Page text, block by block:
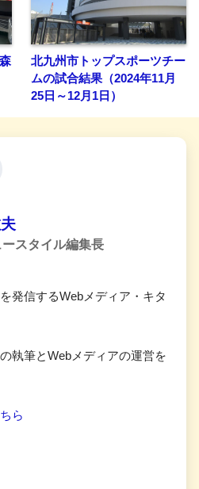
北九州市トップスポーツチー
ムの試合結果（2024年11月
25日～12月1日）
スタイル編集長
発信するWebメディア・キタ
執筆とWebメディアの運営を
ら